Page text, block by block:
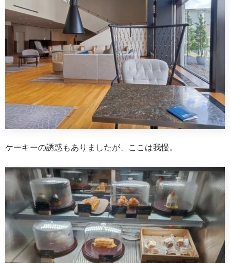
ケーキーの誘惑もありましたが、ここは我慢。